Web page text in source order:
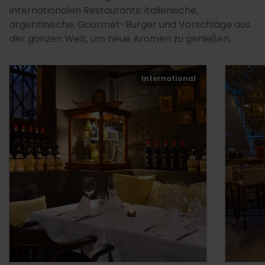
internationalen Restaurants: italienische,
argentinische, Gourmet-Burger und Vorschläge aus
der ganzen Welt, um neue Aromen zu genießen.
International